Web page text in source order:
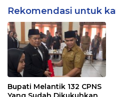
Rekomendasi untuk
Bupati Melantik 132 CPNS